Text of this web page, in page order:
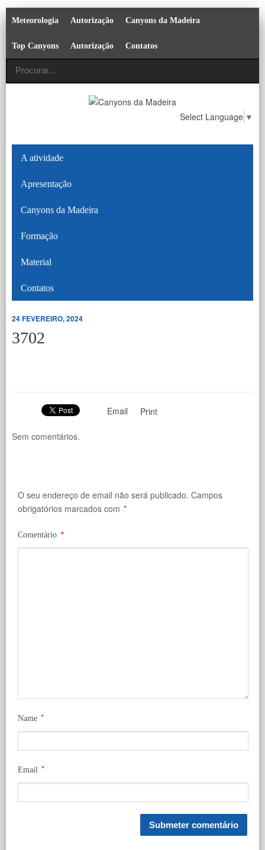
Meteorologia Autorização Canyons da Madeira
Top Canyons Autorização Contatos
Select Language ▼
A atividade
Apresentação
Canyons da Madeira
Formação
Material
Contatos
24 FEVEREIRO, 2024
3702
Email Print
Sem comentários.
O seu endereço de email não será publicado. Campos
obrigatórios marcados com *
Comentário *
Name *
Email *